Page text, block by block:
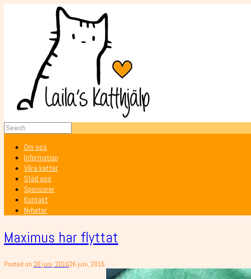
Om oss
Information
Våra katter
Stöd oss
Sponsorer
Kontakt
Nyheter
Maximus har flyttat
Posted on 20 juni, 201626 juni, 2016